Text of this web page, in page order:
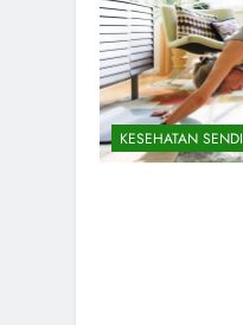
KESEHATAN SENDI